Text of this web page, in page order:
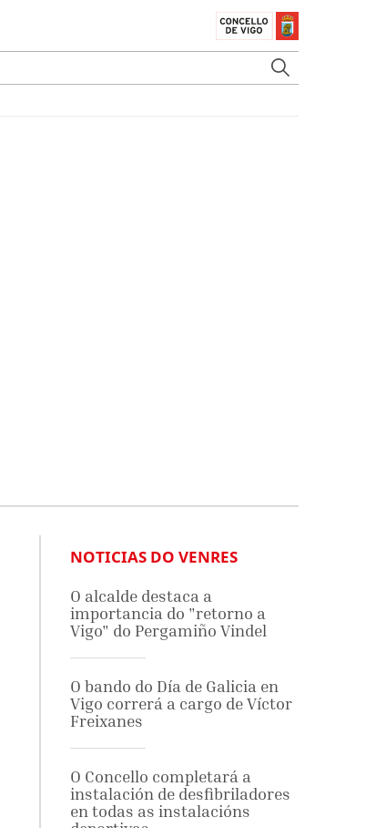
NOTICIAS DO VENRES
O alcalde destaca a
importancia do "retorno a
Vigo" do Pergamiño Vindel
O bando do Día de Galicia en
Vigo correrá a cargo de Víctor
Freixanes
O Concello completará a
instalación de desfibriladores
en todas as instalacións